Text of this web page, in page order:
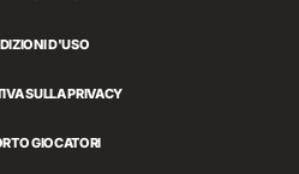
D'USO
SULLA PRIVACY
GIOCATORI